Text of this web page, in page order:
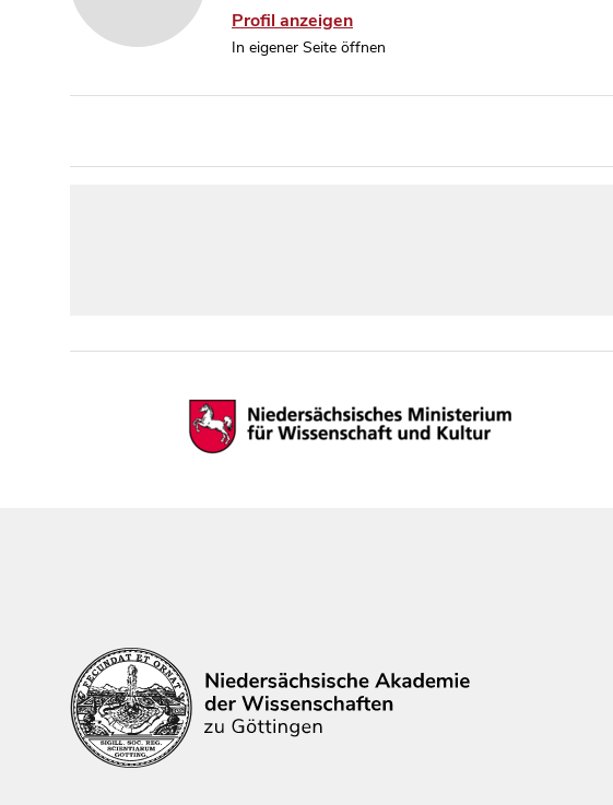
Profil anzeigen
In eigener Seite öffnen